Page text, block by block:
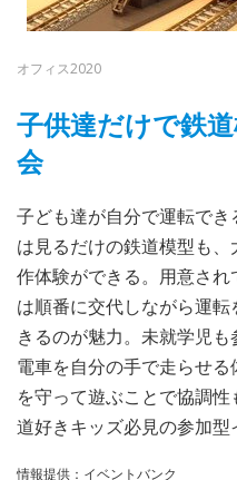
オフィス2020
子供達だけで鉄
会
子ども達が自分で運転で
は見るだけの鉄道模型も
作体験ができる。用意さ
は順番に交代しながら運
きるのが魅力。未就学児
電車を自分の手で走らせ
を守って遊ぶことで協調
道好きキッズ必見の参加型
情報提供：イベントバンク